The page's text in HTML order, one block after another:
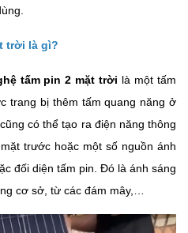
trời là gì?
tấm pin 2 mặt trời là một tấm
trang bị thêm tấm quang năng ở
có thể tạo ra điện năng thông
trước hoặc một số nguồn ánh
đối diện tấm pin. Đó là ánh sáng
cơ sở, từ các đám mây,…